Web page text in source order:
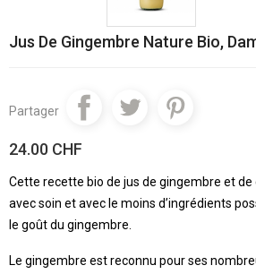
Jus De Gingembre Nature Bio,
Partager
24.00 CHF
Cette recette bio de jus de gingembre et
avec soin et avec le moins d’ingrédients
le goût du gingembre.
Le gingembre est reconnu pour ses